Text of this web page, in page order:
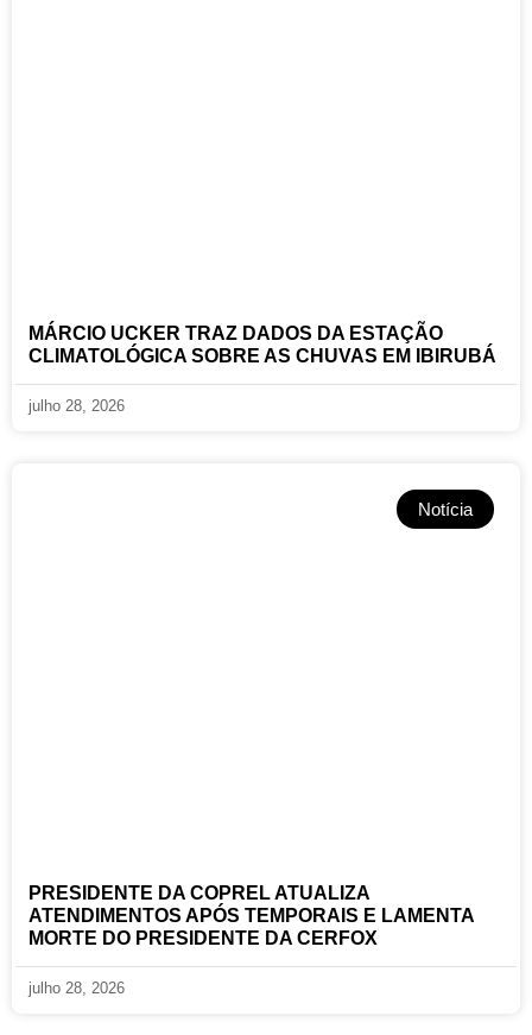
MÁRCIO UCKER TRAZ DADOS DA ESTAÇÃO
CLIMATOLÓGICA SOBRE AS CHUVAS EM IBIRUBÁ
julho 28, 2026
Notícia
PRESIDENTE DA COPREL ATUALIZA
ATENDIMENTOS APÓS TEMPORAIS E LAMENTA
MORTE DO PRESIDENTE DA CERFOX
julho 28, 2026